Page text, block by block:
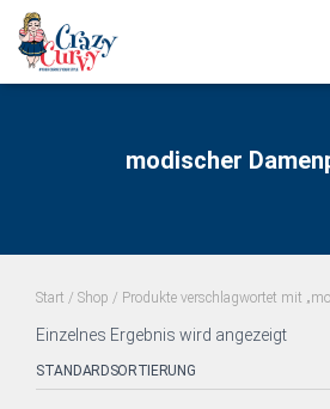
modischer
Start / Shop / Produkte verschlagwortet mit
Einzelnes Ergebnis wird angezeigt